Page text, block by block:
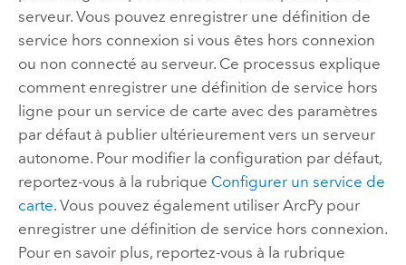
serveur. Vous pouvez enregistrer une définition de
service hors connexion si vous êtes hors connexion
ou non connecté au serveur. Ce processus explique
comment enregistrer une définition de service hors
ligne pour un service de carte avec des paramètres
par défaut à publier ultérieurement vers un serveur
autonome. Pour modifier la configuration par défaut,
reportez-vous à la rubrique Configurer un service de
carte. Vous pouvez également utiliser ArcPypour
enregistrer une définition de service hors connexion.
Pour en savoir plus, reportez-vous à la rubrique